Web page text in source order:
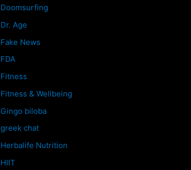
Doomsurfing
Dr. Age
Fake News
FDA
Fitness
Fitness & Wellbeing
Gingo biloba
greek chat
Herbalife Nutrition
HIIT